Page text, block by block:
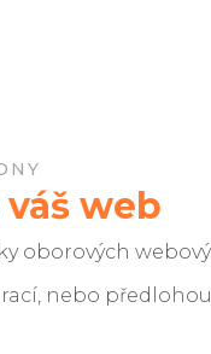
web
oborových
nebo předlohou